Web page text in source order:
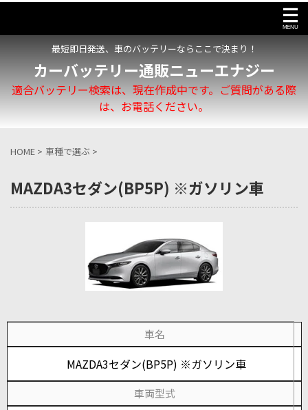
最短即日発送、車のバッテリーならここで決まり！
カーバッテリー通販ニューエナジー
適合バッテリー検索は、現在作成中です。ご質問がある際
は、お電話ください。
HOME > 車種で選ぶ >
MAZDA3セダン(BP5P) ※ガソリン車
車名
MAZDA3セダン(BP5P) ※ガソリン車
車両型式